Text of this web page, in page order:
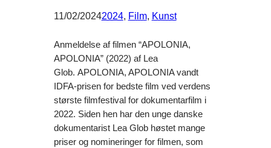
11/02/20242024, Film, Kunst
Anmeldelse af filmen “APOLONIA,
APOLONIA” (2022) af Lea
Glob. APOLONIA, APOLONIA vandt
IDFA-prisen for bedste film ved verdens
største filmfestival for dokumentarfilm i
2022. Siden hen har den unge danske
dokumentarist Lea Glob høstet mange
priser og nomineringer for filmen, som